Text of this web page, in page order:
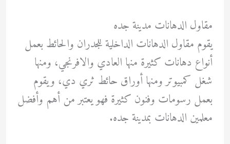
مقاول الدهانات مدينة جده
يقوم مقاول الدهانات الداخلية للجدران والحائط بعمل
أنواع دهانات كثيرة منها العادي والافرنجي، ومنها
شغل كمبيوتر ومنها أوراق حائط ثري دي، ويقوم
بعمل رسومات وفنون كثيرة فهو يعتبر من أهم وأفضل
معلمين الدهانات بمدينة جده.